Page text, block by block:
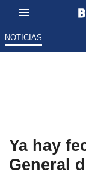
NOTICIAS
Ya hay
General